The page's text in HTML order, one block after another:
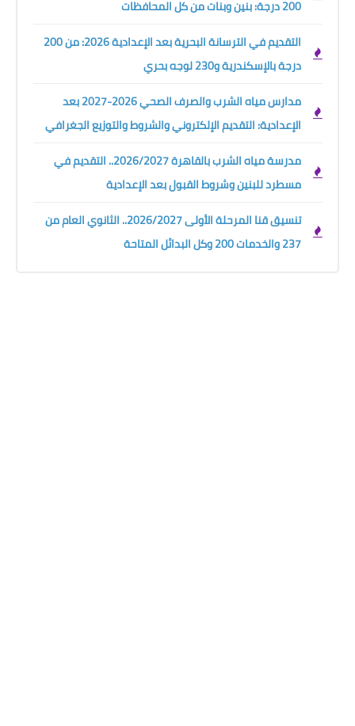
200 درجة: بنين وبنات من كل المحافظات
التقديم في الترسانة البحرية بعد الإعدادية 2026: من 200
درجة بالإسكندرية و230 لوجه بحري
مدارس مياه الشرب والصرف الصحي 2026-2027 بعد
الإعدادية: التقديم الإلكتروني والشروط والتوزيع الجغرافي
مدرسة مياه الشرب بالقاهرة 2026/2027.. التقديم في
مسطرد للبنين وشروط القبول بعد الإعدادية
تنسيق قنا المرحلة الأولى 2026/2027.. الثانوي العام من
237 والخدمات 200 وكل البدائل المتاحة